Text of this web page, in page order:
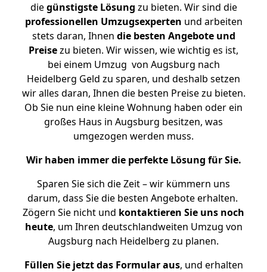
diegünstigste Lösung zu bieten. Wir sind die
professionellen Umzugsexperten und arbeiten
stets daran, Ihnen die besten Angebote und
Preisezu bieten. Wir wissen, wie wichtig es ist,
bei einem Umzug von Augsburg nach
Heidelberg Geld zu sparen, und deshalb setzen
wir alles daran, Ihnen die besten Preise zu bieten.
Ob Sie nun eine kleine Wohnung haben oder ein
großes Haus in Augsburg besitzen, was
umgezogen werden muss.
Wir haben immer die perfekte Lösung für Sie.
Sparen Sie sich die Zeit – wir kümmern uns
darum, dass Sie die besten Angebote erhalten.
Zögern Sie nicht und kontaktieren Sie uns noch
heute, um Ihren deutschlandweiten Umzug von
Augsburg nach Heidelberg zu planen.
Füllen Sie jetzt das Formular aus, und erhalten